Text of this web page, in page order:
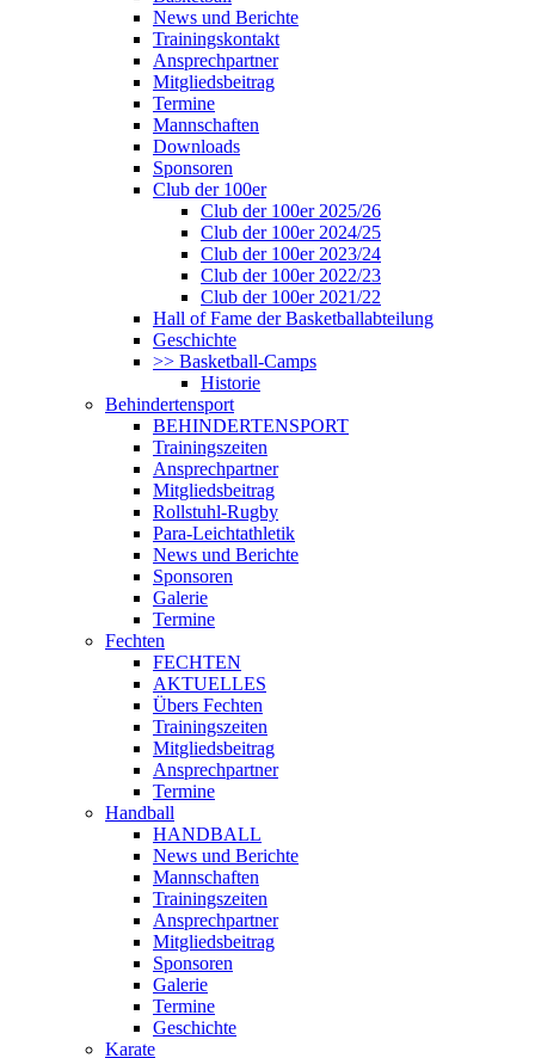
News und Berichte
Trainingskontakt
Ansprechpartner
Mitgliedsbeitrag
Termine
Mannschaften
Downloads
Sponsoren
Club der 100er
Club der 100er 2025/26
Club der 100er 2024/25
Club der 100er 2023/24
Club der 100er 2022/23
Club der 100er 2021/22
Hall of Fame der Basketballabteilung
Geschichte
>> Basketball-Camps
Historie
Behindertensport
BEHINDERTENSPORT
Trainingszeiten
Ansprechpartner
Mitgliedsbeitrag
Rollstuhl-Rugby
Para-Leichtathletik
News und Berichte
Sponsoren
Galerie
Termine
Fechten
FECHTEN
AKTUELLES
Übers Fechten
Trainingszeiten
Mitgliedsbeitrag
Ansprechpartner
Termine
Handball
HANDBALL
News und Berichte
Mannschaften
Trainingszeiten
Ansprechpartner
Mitgliedsbeitrag
Sponsoren
Galerie
Termine
Geschichte
Karate